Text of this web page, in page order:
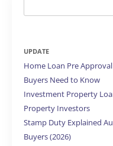
for:
UPDATE
Home Loan Pre
Buyers Need to Know
Investment Property
Property Investors
Stamp Duty Explained
Buyers (2026)